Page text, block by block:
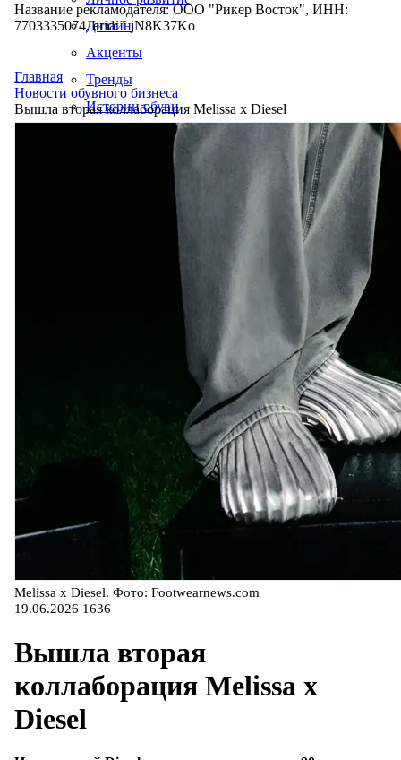
Дизайн
Акценты
Тренды
Истории обуви
Название рекламодателя: ООО "Рикер Восток", ИНН:
7703335074, erid: LjN8K37Ko
Главная
Новости обувного бизнеса
Вышла вторая коллаборация Melissa x Diesel
Melissa x Diesel. Фото: Footwearnews.com
19.06.2026 1636
Вышла вторая
коллаборация Melissa x
Diesel